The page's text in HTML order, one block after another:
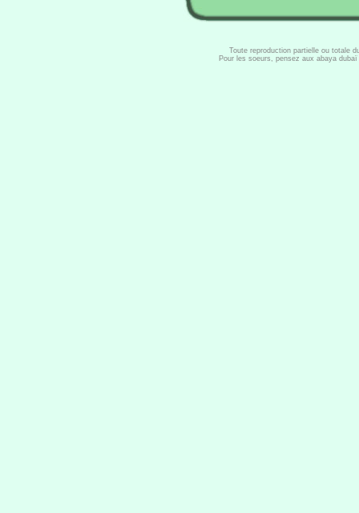
Toute reproduction partielle ou totale
Pour les soeurs, pensez aux abaya